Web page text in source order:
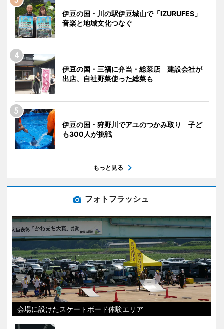
伊豆の国・川の駅伊豆城山で「IZURUFES」
音楽と地域文化つなぐ
伊豆の国・三福に弁当・総菜店 建設会社が
出店、自社野菜使った総菜も
伊豆の国・狩野川でアユのつかみ取り 子ど
も300人が挑戦
もっと見る
フォトフラッシュ
会場に設けたスケートボード体験エリア